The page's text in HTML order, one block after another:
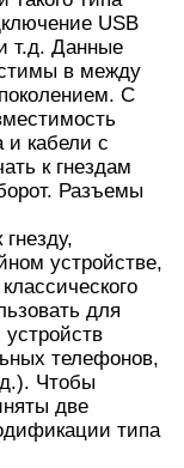
USB
т.д. Данные
в между
С
и кабели с
к гнездам
Разъемы
устройстве,
для
телефонов,
Чтобы
две
типа